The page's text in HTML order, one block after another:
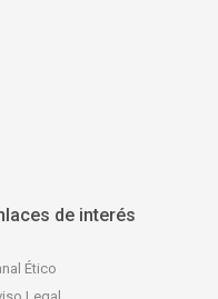
de interés
Ético